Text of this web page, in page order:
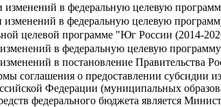
изменений в федеральную целевую
в федеральную целевую
целевой программе "Юг России (2014-
в федеральную целевую
в постановление Правительства
соглашения о предоставлении субсидии
Федерации (муниципальных
федерального бюджета является